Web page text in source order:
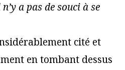
a pas de souci à se
cité et
en tombant dessus